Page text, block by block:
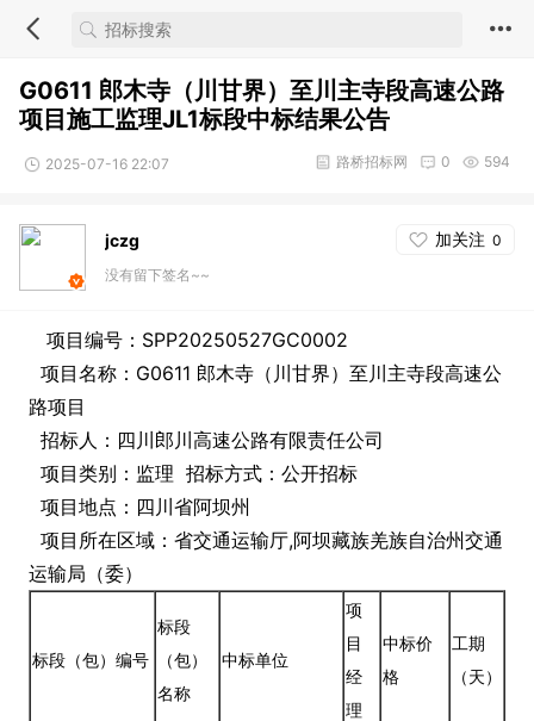
G0611 郎木寺（川甘界）至川主寺段高速公路
项目施工监理JL1标段中标结果公告
2025-07-16 22:07 594
0
路桥招标网
jczg 加关注 0
没有留下签名~~
项目编号：SPP20250527GC0002
项目名称：G0611 郎木寺（川甘界）至川主寺段高速公
路项目
招标人：四川郎川高速公路有限责任公司
项目类别：监理 招标方式：公开招标
项目地点：四川省阿坝州
项目所在区域：省交通运输厅,阿坝藏族羌族自治州交通
运输局（委）
标段（包）编号
标段
（包）
名称
中标单位
项
目
经
理
中标价
格
工期
（天）